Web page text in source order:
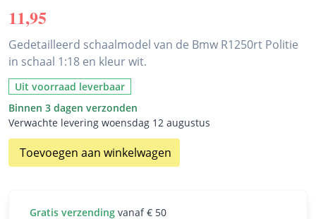
11,95
Gedetailleerd schaalmodel van de Bmw R1250rt Politie
in schaal 1:18 en kleur wit.
Uit voorraad leverbaar
Binnen 3 dagen verzonden
Verwachte levering woensdag 12 augustus
Toevoegen aan winkelwagen
Gratis verzending vanaf € 50